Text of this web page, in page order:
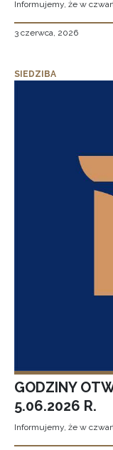
Informujemy, że w
3 czerwca, 2026
SIEDZIBA
GODZINY
5.06.2026 R.
Informujemy, że w